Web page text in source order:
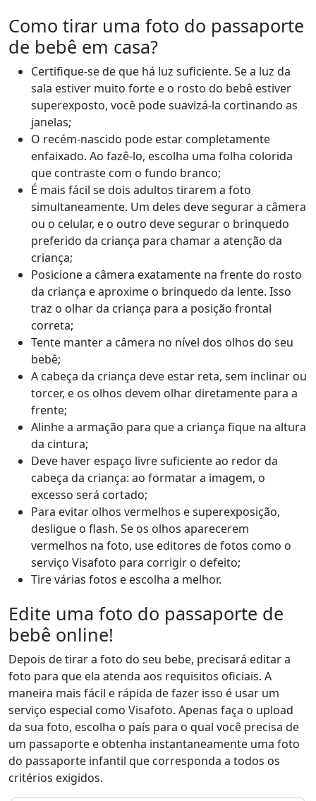
Como tirar uma foto do passaporte
de bebê em casa?
Certifique-se de que há luz suficiente. Se a luz da
sala estiver muito forte e o rosto do bebê estiver
superexposto, você pode suavizá-la cortinando as
janelas;
O recém-nascido pode estar completamente
enfaixado. Ao fazê-lo, escolha uma folha colorida
que contraste com o fundo branco;
É mais fácil se dois adultos tirarem a foto
simultaneamente. Um deles deve segurar a câmera
ou o celular, e o outro deve segurar o brinquedo
preferido da criança para chamar a atenção da
criança;
Posicione a câmera exatamente na frente do rosto
da criança e aproxime o brinquedo da lente. Isso
traz o olhar da criança para a posição frontal
correta;
Tente manter a câmera no nível dos olhos do seu
bebê;
A cabeça da criança deve estar reta, sem inclinar ou
torcer, e os olhos devem olhar diretamente para a
frente;
Alinhe a armação para que a criança fique na altura
da cintura;
Deve haver espaço livre suficiente ao redor da
cabeça da criança: ao formatar a imagem, o
excesso será cortado;
Para evitar olhos vermelhos e superexposição,
desligue o flash. Se os olhos aparecerem
vermelhos na foto, use editores de fotos como o
serviço Visafoto para corrigir o defeito;
Tire várias fotos e escolha a melhor.
Edite uma foto do passaporte de
bebê online!
Depois de tirar a foto do seu bebe, precisará editar a
foto para que ela atenda aos requisitos oficiais. A
maneira mais fácil e rápida de fazer isso é usar um
serviço especial como Visafoto. Apenas faça o upload
da sua foto, escolha o país para o qual você precisa de
um passaporte e obtenha instantaneamente uma foto
do passaporte infantil que corresponda a todos os
critérios exigidos.